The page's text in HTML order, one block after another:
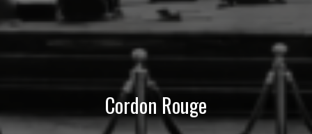
Cordon Rouge